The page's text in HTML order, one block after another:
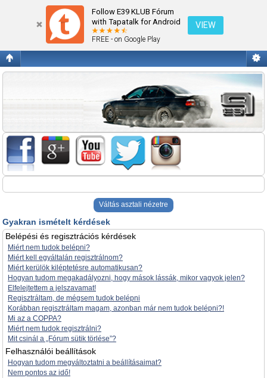
Follow E39 KLUB Fórum
with Tapatalk for Android
FREE - on Google Play
VIEW
Gyakran ismételt kérdések
Váltás asztali nézetre
Gyakran ismételt kérdések
Belépési és regisztrációs kérdések
Miért nem tudok belépni?
Miért kell egyáltalán regisztrálnom?
Miért kerülök kiléptetésre automatikusan?
Hogyan tudom megakadályozni, hogy mások lássák, mikor vagyok jelen?
Elfelejtettem a jelszavamat!
Regisztráltam, de mégsem tudok belépni
Korábban regisztráltam magam, azonban már nem tudok belépni?!
Mi az a COPPA?
Miért nem tudok regisztrálni?
Mit csinál a „Fórum sütik törlése”?
Felhasználói beállítások
Hogyan tudom megváltoztatni a beállításaimat?
Nem pontos az idő!